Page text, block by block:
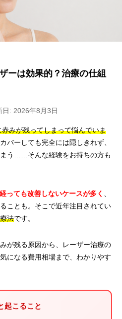
ーは効果的？治療の仕組
日: 2026年8月3日
みが残ってしまって悩んでいま
バーしても完全には隠しきれず、
う……そんな経験をお持ちの方も
っても改善しないケースが多く
ことも。そこで近年注目されてい
法です。
が残る原因から、レーザー治療の
になる費用相場まで、わかりやす
起こること